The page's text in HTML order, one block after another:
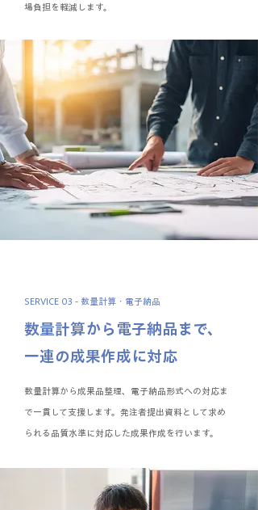
場負担を軽減します。
SERVICE 03 - 数量計算・電子納品
数量計算から電子納品まで、
一連の成果作成に対応
数量計算から成果品整理、電子納品形式への対応ま
で一貫して支援します。発注者提出資料として求め
られる品質水準に対応した成果作成を行います。